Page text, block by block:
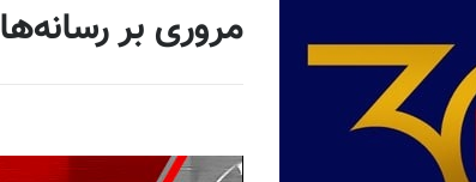
مروری بر رسانه‌ها